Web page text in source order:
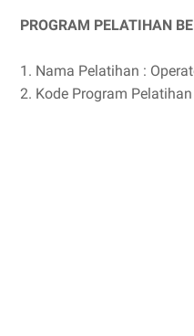
PROGRAM PELATIHAN
1. Nama Pelatihan :
2. Kode Program